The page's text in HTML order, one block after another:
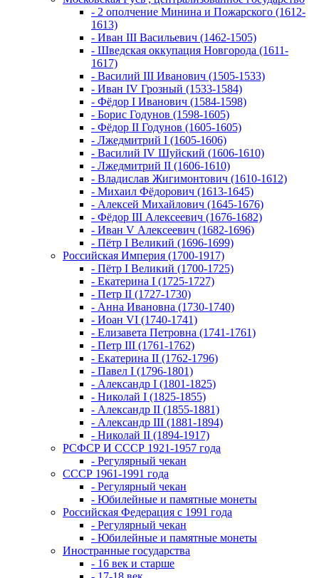
- 2 ополчение Минина и Пожарского (1612-
1613)
- Иван III Васильевич (1462-1505)
- Шведская оккупация Новгорода (1611-
1617)
- Василий III Иванович (1505-1533)
- Иван IV Грозный (1533-1584)
- Фёдор I Иванович (1584-1598)
- Борис Годунов (1598-1605)
- Фёдор II Годунов (1605-1605)
- Лжедмитрий I (1605-1606)
- Василий IV Шуйский (1606-1610)
- Лжедмитрий II (1606-1610)
- Владислав Жигимонтович (1610-1612)
- Михаил Фёдорович (1613-1645)
- Алексей Михайлович (1645-1676)
- Фёдор III Алексеевич (1676-1682)
- Иван V Алексеевич (1682-1696)
- Пётр I Великий (1696-1699)
Российская Империя (1700-1917)
- Пётр I Великий (1700-1725)
- Екатерина I (1725-1727)
- Петр II (1727-1730)
- Анна Ивановна (1730-1740)
- Иоан VI (1740-1741)
- Елизавета Петровна (1741-1761)
- Петр III (1761-1762)
- Екатерина II (1762-1796)
- Павел I (1796-1801)
- Александр I (1801-1825)
- Николай I (1825-1855)
- Александр II (1855-1881)
- Александр III (1881-1894)
- Николай II (1894-1917)
РСФСР И СССР 1921-1957 года
- Регулярный чекан
СССР 1961-1991 года
- Регулярный чекан
- Юбилейные и памятные монеты
Российская Федерация с 1991 года
- Регулярный чекан
- Юбилейные и памятные монеты
Иностранные государства
- 16 век и старше